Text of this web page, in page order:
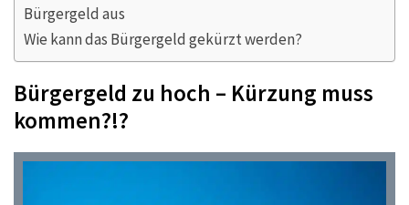
Bürgergeld aus
Wie kann das Bürgergeld gekürzt werden?
Bürgergeld zu hoch – Kürzung muss
kommen?!?